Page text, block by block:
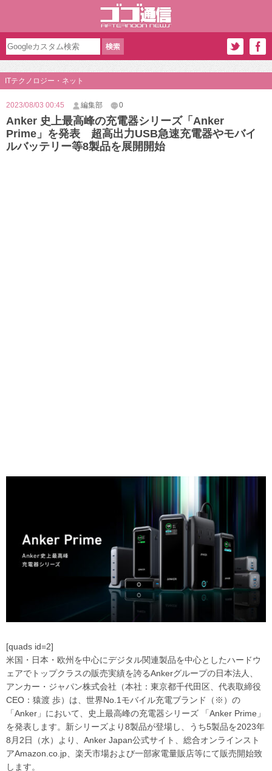
ITテクノロジー・ネット
2023/08/03 00:45 編集部 0
Anker 史上最高峰の充電器シリーズ「Anker
Prime」を発表 超高出力USB急速充電器やモバイ
ルバッテリー等8製品を展開開始
[quads id=2]
米国・日本・欧州を中心にデジタル関連製品を中心としたハードウ
ェアでトップクラスの販売実績を誇るAnkerグループの日本法人、
アンカー・ジャパン株式会社（本社：東京都千代田区、代表取締役
CEO：猿渡 歩）は、世界No.1モバイル充電ブランド（※）の
「Anker」において、史上最高峰の充電器シリーズ 「Anker Prime」
を発表します。新シリーズより8製品が登場し、うち5製品を2023年
8月2日（水）より、Anker Japan公式サイト、総合オンラインスト
アAmazon.co.jp、楽天市場および一部家電量販店等にて販売開始致
します。